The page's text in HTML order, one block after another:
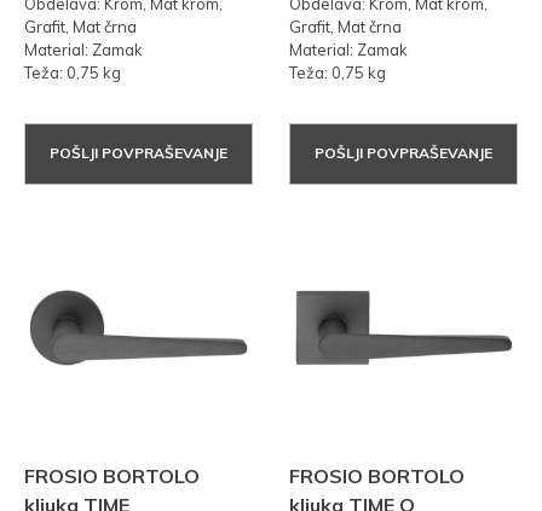
Grafit, Mat črna
Material: Zamak
Teža: 0,75 kg
POŠLJI POVPRAŠEVANJE
Grafit, Mat črna
Material: Zamak
Teža: 0,75 kg
POŠLJI POVPRAŠEVANJE
FROSIO BORTOLO
kljuka TIME
FROSIO BORTOLO
kljuka TIME Q